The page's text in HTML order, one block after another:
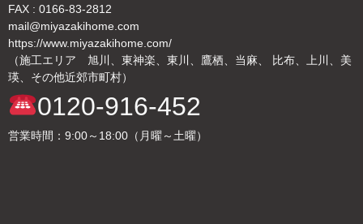
FAX : 0166-83-2812
mail@miyazakihome.com
https://www.miyazakihome.com/
（施工エリア 旭川、東神楽、東川、鷹栖、当麻、 比布、上川、美
瑛、その他近郊市町村）
0120-916-452
営業時間：9:00～18:00（月曜～土曜）